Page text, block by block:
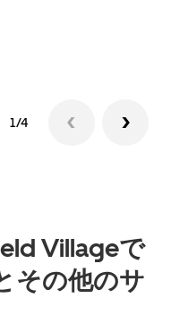
1/4
Villageで
その他のサ